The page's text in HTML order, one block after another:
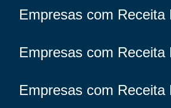
Empresas com
Empresas com
Empresas com